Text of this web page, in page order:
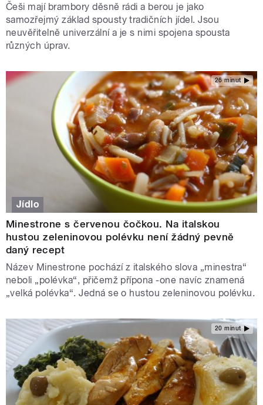
Češi mají brambory děsně rádi a berou je jako
samozřejmý základ spousty tradičních jídel. Jsou
neuvěřitelně univerzální a je s nimi spojena spousta
různých úprav.
26 minut
Jídlo
Minestrone s červenou čočkou. Na italskou
hustou zeleninovou polévku není žádný pevně
daný recept
Název Minestrone pochází z italského slova „minestra“
neboli „polévka“, přičemž přípona -one navíc znamená
„velká polévka“. Jedná se o hustou zeleninovou polévku.
20 minut